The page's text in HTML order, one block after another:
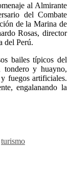
al Almirante
del Combate
de la Marina de
Rosas, director
del Perú.
bailes típicos del
tondero y huayno,
fuegos artificiales.
engalanando la
turismo